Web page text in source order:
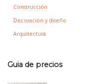
Construcción
Decoración y diseño
Arquitectura
Guia de precios